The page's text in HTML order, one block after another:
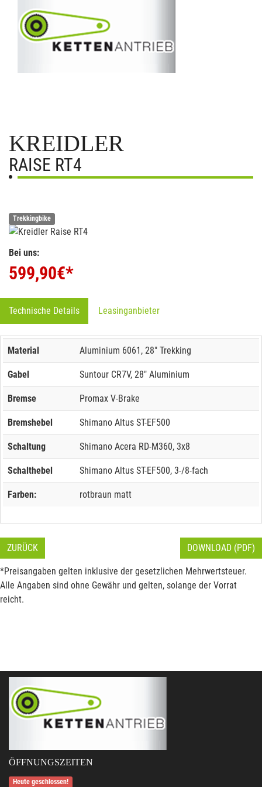
KREIDLER
RAISE RT4
Trekkingbike
Bei uns:
599,90€*
Technische Details Leasinganbieter
Material Aluminium 6061, 28" Trekking
Gabel Suntour CR7V, 28" Aluminium
Bremse Promax V-Brake
Bremshebel Shimano Altus ST-EF500
Schaltung Shimano Acera RD-M360, 3x8
Schalthebel Shimano Altus ST-EF500, 3-/8-fach
Farben: rotbraun matt
ZURÜCK DOWNLOAD (PDF)
*Preisangaben gelten inklusive der gesetzlichen Mehrwertsteuer.
Alle Angaben sind ohne Gewähr und gelten, solange der Vorrat
reicht.
ÖFFNUNGSZEITEN
Heute geschlossen!